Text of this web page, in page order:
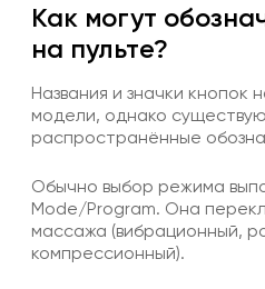
Как могут
на пульте?
Названия и значки кнопок
модели, однако
распространённые
Обычно выбор режима
Mode/Program. Она
массажа (вибрационный,
компрессионный).